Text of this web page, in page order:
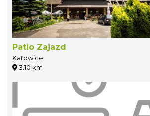
Patio Zajazd
Katowice
3.10 km